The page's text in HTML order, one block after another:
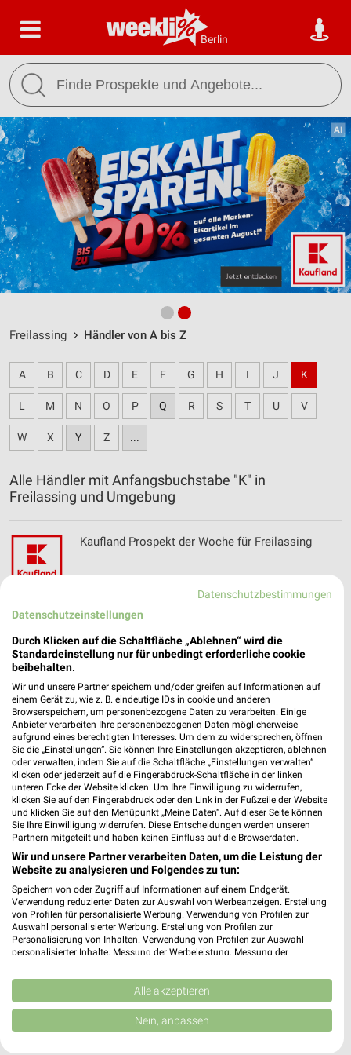
Berlin
Freilassing Händler von A bis Z
A B C D E F G H I J K
L M N O P Q R S T U V
W X Y Z ...
Alle Händler mit Anfangsbuchstabe "K" in
Freilassing und Umgebung
Kaufland Prospekt der Woche für Freilassing
Kik Online Prospekt für Freilassing
Noch mehr Angebote in
der weekli App!
Jetzt kostenlos laden
Prospekte App für iOS
Kostenlos im App Store erhältlich
Datenschutzbestimmungen
Datenschutzeinstellungen
Durch Klicken auf die Schaltfläche „Ablehnen“ wird die
Standardeinstellung nur für unbedingt erforderliche cookie
beibehalten.
Wir und unsere Partner speichern und/oder greifen auf Informationen auf
einem Gerät zu, wie z. B. eindeutige IDs in cookie und anderen
Browserspeichern, um personenbezogene Daten zu verarbeiten. Einige
Anbieter verarbeiten Ihre personenbezogenen Daten möglicherweise
aufgrund eines berechtigten Interesses. Um dem zu widersprechen, öffnen
Sie die „Einstellungen“. Sie können Ihre Einstellungen akzeptieren, ablehnen
oder verwalten, indem Sie auf die Schaltfläche „Einstellungen verwalten“
klicken oder jederzeit auf die Fingerabdruck-Schaltfläche in der linken
unteren Ecke der Website klicken. Um Ihre Einwilligung zu widerrufen,
klicken Sie auf den Fingerabdruck oder den Link in der Fußzeile der Website
und klicken Sie auf den Menüpunkt „Meine Daten“. Auf dieser Seite können
Sie Ihre Einwilligung widerrufen. Diese Entscheidungen werden unseren
Partnern mitgeteilt und haben keinen Einfluss auf die Browserdaten.
Wir und unsere Partner verarbeiten Daten, um die Leistung der
Website zu analysieren und Folgendes zu tun:
Speichern von oder Zugriff auf Informationen auf einem Endgerät.
Verwendung reduzierter Daten zur Auswahl von Werbeanzeigen. Erstellung
von Profilen für personalisierte Werbung. Verwendung von Profilen zur
Auswahl personalisierter Werbung. Erstellung von Profilen zur
Personalisierung von Inhalten. Verwendung von Profilen zur Auswahl
personalisierter Inhalte. Messung der Werbeleistung. Messung der
Kombinationen von Daten aus verschiedenen Quellen. Entwicklung und
Verbesserung der Angebote. Verwendung reduzierter Daten zur Auswahl
von Inhalten.
Daten können außerhalb der Europäischen Union weitergegeben und in die
USA gesendet werden.
Alle akzeptieren
Nein, anpassen